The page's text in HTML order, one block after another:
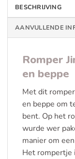
BESCHRIJVING
AANVULLENDE
Romper
en beppe
Met dit
en beppe om
bent. Op het
wurde wer
manier om
Het rompertje